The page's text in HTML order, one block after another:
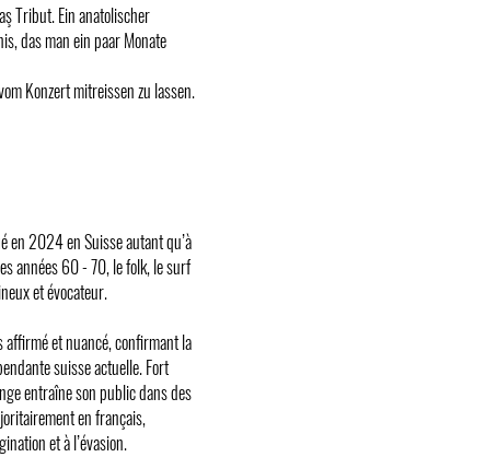
Tribut. Ein anatolischer
das man ein paar Monate
Konzert mitreissen zu lassen.
en 2024 en Suisse autant qu’à
années 60 - 70, le folk, le surf
et évocateur.
affirmé et nuancé, confirmant la
suisse actuelle. Fort
entraîne son public dans des
en français,
et à l’évasion.